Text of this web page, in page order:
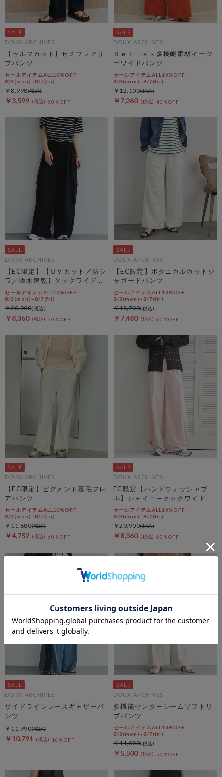
DOUX ARCHIVES
【セルフカット】セミフレアリ
ブパンツ
セールアイテムALL10%OFF
8/3(mon)~8/7(fri)
￥3,599 60％OFF
￥8,998
DOUX ARCHIVES
Ｒｅｆｌａｘ多機能素材イージ
ーワイドパンツ
セールアイテムALL10%OFF
8/3(mon)~8/7(fri)
￥7,260 40％OFF
￥12,100
DOUX ARCHIVES
【EC限定】【ＵＶカット／防シ
ワ／吸水速乾】タックワイドカ
ーゴパンツ
セールアイテムALL10%OFF
8/3(mon)~8/7(fri)
￥8,360 60％OFF
￥20,900
DOUX ARCHIVES
【EC限定】ボタニカルカットジ
ャガードパンツ
セールアイテムALL10%OFF
8/3(mon)~8/7(fri)
￥7,480 60％OFF
￥18,700
DOUX ARCHIVES
【EC限定】ピグメント裏毛フレ
アパンツ
セールアイテムALL10%OFF
8/3(mon)~8/7(fri)
￥4,752 60％OFF
￥11,880
DOUX ARCHIVES
EC限定【ハンドウォッシャブ
ル】シャイニータックワイドパ
ンツ
セールアイテムALL10%OFF
8/3(mon)~8/7(fri)
￥8,360 60％OFF
￥20,900
DOUX ARCHIVES
サイドラインレースギャザーパ
ンツ
￥10,791 10％OFF
￥11,990
DOUX ARCHIVES
多機能センターシームソフトリ
ブパンツ
セールアイテムALL10%OFF
8/3(mon)~8/7(fri)
￥5,500 50％OFF
￥11,000